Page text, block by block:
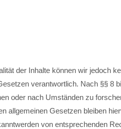
der Inhalte können wir jedoch
verantwortlich. Nach §§ 8
oder nach Umständen zu
allgemeinen Gesetzen bleiben
von entsprechenden